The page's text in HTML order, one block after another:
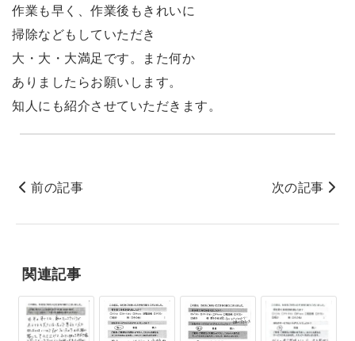
作業も早く、作業後もきれいに
掃除などもしていただき
大・大・大満足です。また何か
ありましたらお願いします。
知人にも紹介させていただきます。
前の記事 次の記事
関連記事